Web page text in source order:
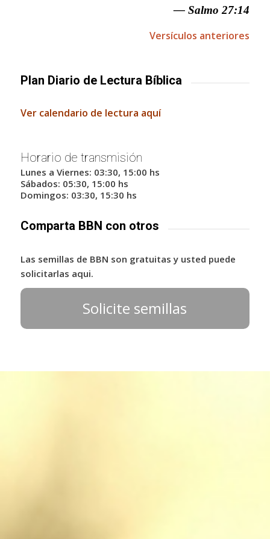
— Salmo 27:14
Versículos anteriores
Plan Diario de Lectura Bíblica
Ver calendario de lectura aquí
Horario de transmisión
Lunes a Viernes: 03:30, 15:00 hs
Sábados: 05:30, 15:00 hs
Domingos: 03:30, 15:30 hs
Comparta BBN con otros
Las semillas de BBN son gratuitas y usted puede
solicitarlas aqui.
Solicite semillas